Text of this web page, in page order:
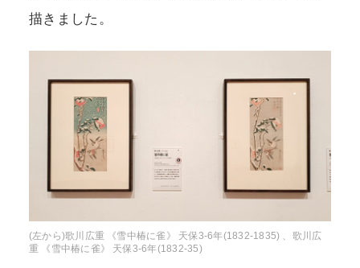
描きました。
(左から)歌川広重 《雪中椿に雀》 天保3-6年(1832-1835) 、歌川広
重 《雪中椿に雀》 天保3-6年(1832-35)